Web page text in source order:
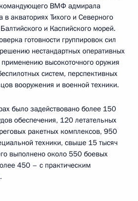
ВМФ адмирала
акваториях Тихого и Северного
и Каспийского морей.
готовности группировок сил
нестандартных оперативных
высокоточного оружия
систем, перспективных
вооружения и военной техники.
было задействовано более 150
обеспечения, 120 летательных
ракетных комплексов, 950
техники, свыше 15 тысяч
выполнено около 550 боевых
450 – с практическим